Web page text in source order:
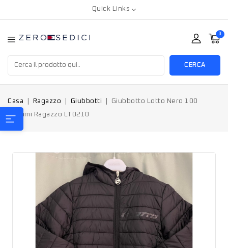
Quick Links
0
CERCA
Casa Ragazzo Giubbotti
Giubbotto Lotto Nero 100
grammi Ragazzo LT0210